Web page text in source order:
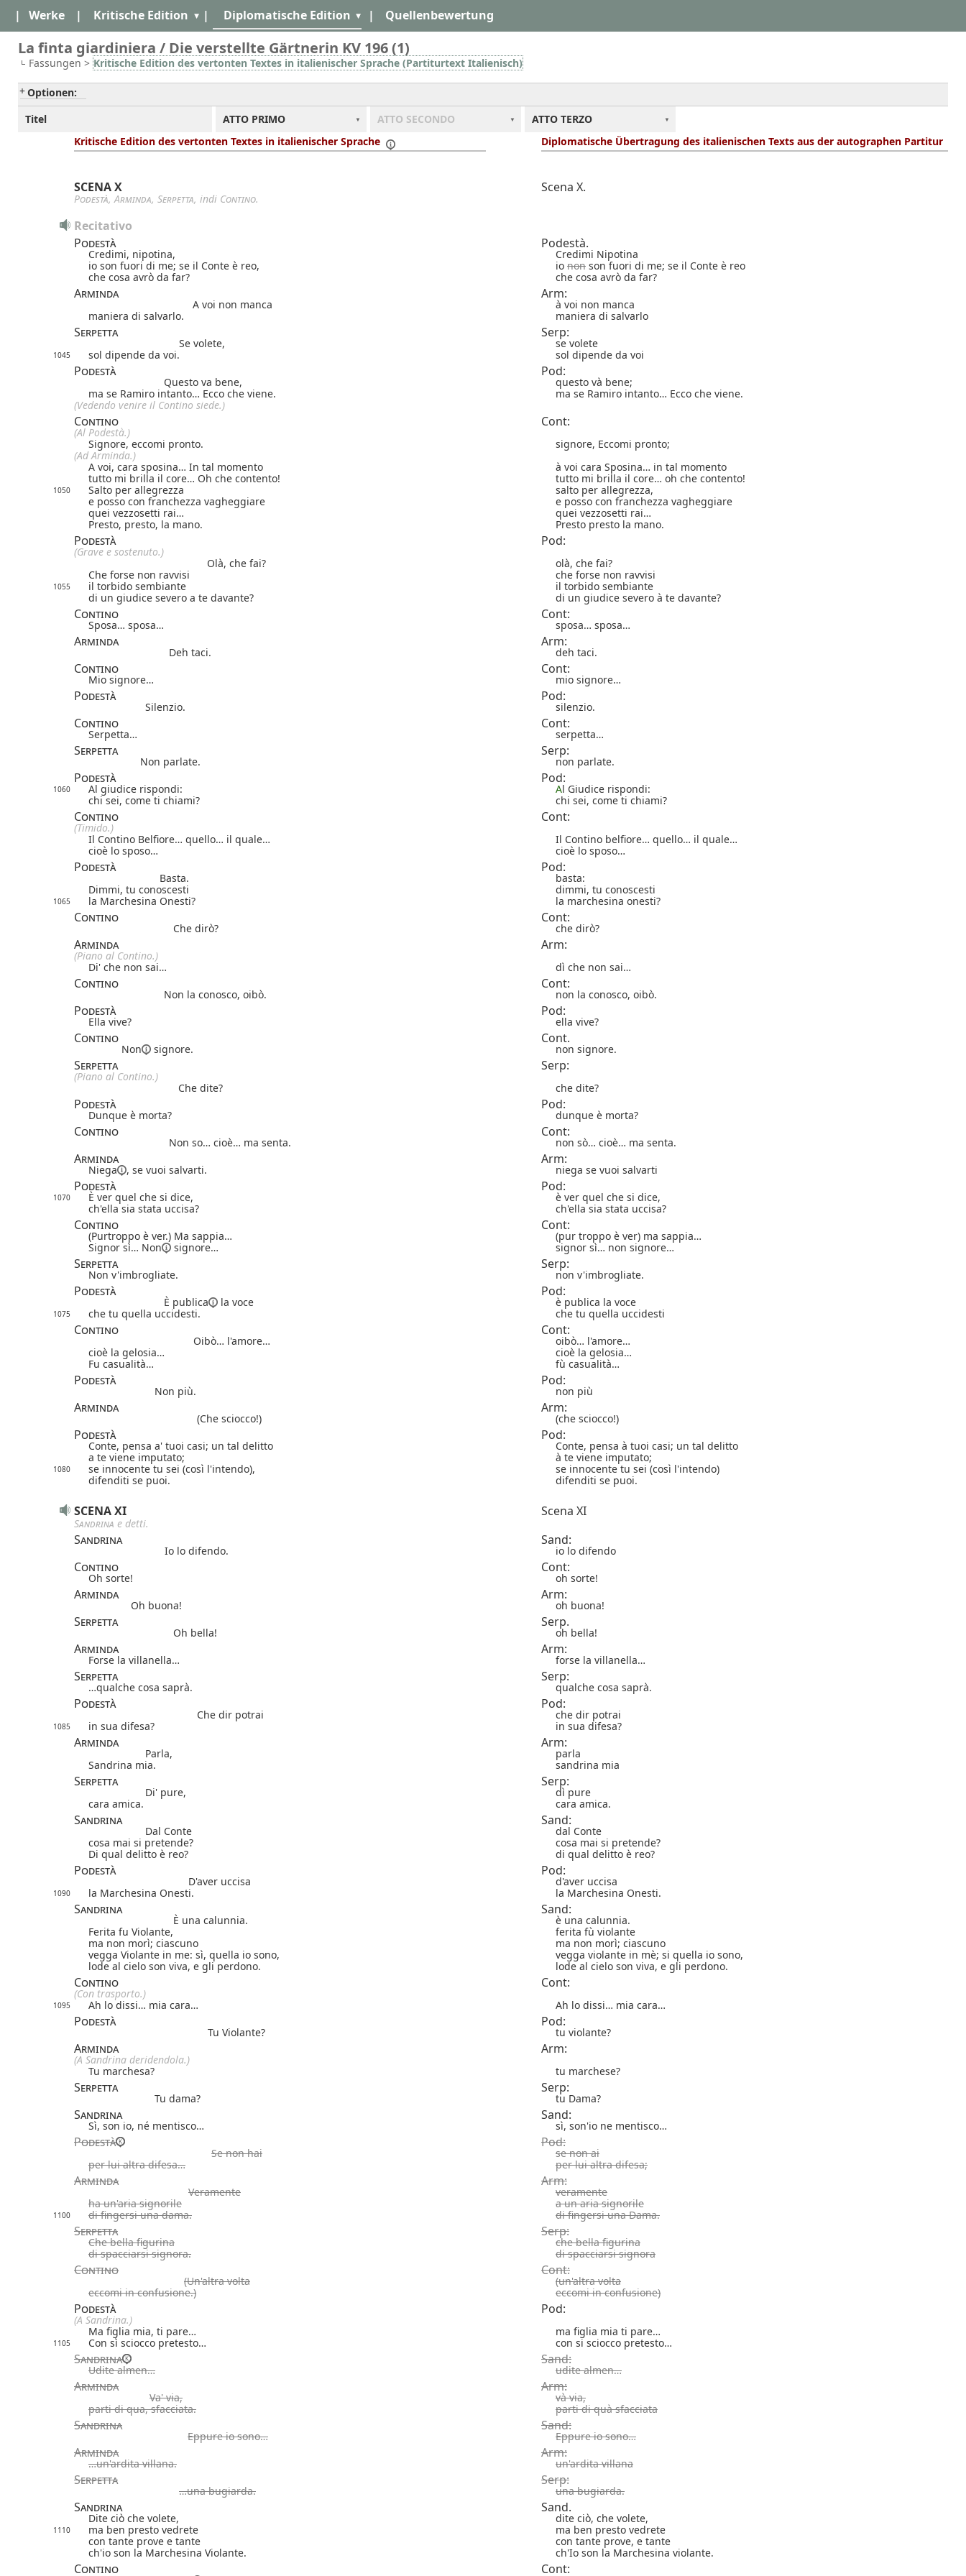
| Werke | Kritische Edition | Diplomatische Edition | Quellenbewertung
La finta giardiniera / Die verstellte Gärtnerin KV 196 (1)
Fassungen > Kritische Edition des vertonten Textes in italienischer Sprache (Partiturtext Italienisch)
Optionen:
Titel
ATTO PRIMO ATTO SECONDO
ATTO TERZO
Kritische Edition des vertonten Textes in italienischer Sprache
Diplomatische Übertragung des italienischen Texts aus der autographen Partitur
SCENA X Scena X.
Podestà,Arminda, Serpetta, indi Contino.
Recitativo
Podestà
Podestà.
Credimi, nipotina,
Credimi Nipotina
io son fuori di me; se il Conte è reo,
io non son fuori di me; se il Conte è reo
che cosa avrò da far?
che cosa avrò da far?
Arminda Arm:
A voi non manca
à voi non manca
maniera di salvarlo.
maniera di salvarlo
Serpetta Serp:
Se volete, se volete
1045 sol dipende da voi. sol dipende da voi
Podestà Pod:
Questo va bene,
questo và bene;
ma se Ramiro intanto… Ecco che viene.
ma se Ramiro intanto… Ecco che viene.
(Vedendo venire il Contino siede.)
Contino Cont:
(Al Podestà.)
Signore, eccomi pronto.
signore, Eccomi pronto;
(Ad Arminda.)
A voi, cara sposina… In tal momento
à voi cara Sposina… in tal momento
tutto mi brilla il core… Oh che contento!
tutto mi brilla il core… oh che contento!
1050 Salto per allegrezza
salto per allegrezza,
e posso con franchezza vagheggiare
e posso con franchezza vagheggiare
quei vezzosetti rai…
quei vezzosetti rai…
Presto, presto, la mano.
Presto presto la mano.
Podestà Pod:
(Grave e sostenuto.)
Olà, che fai?
olà, che fai?
Che forse non ravvisi
che forse non ravvisi
1055 il torbido sembiante
il torbido sembiante
di un giudice severo a te davante?
di un giudice severo à te davante?
Contino Cont:
Sposa… sposa… sposa… sposa…
Arminda Arm:
Deh taci. deh taci.
Contino Cont:
Mio signore… mio signore…
Podestà Pod:
Silenzio. silenzio.
Contino Cont:
Serpetta… serpetta…
Serpetta Serp:
Non parlate. non parlate.
Podestà Pod:
1060 Al giudice rispondi: Al Giudice rispondi:
chi sei, come ti chiami?
chi sei, come ti chiami?
Contino Cont:
(Timido.)
Il Contino Belfiore… quello… il quale…
Il Contino belfiore… quello… il quale…
cioè lo sposo…
cioè lo sposo…
Podestà Pod:
Basta.
basta:
Dimmi, tu conoscesti
dimmi, tu conoscesti
1065 la Marchesina Onesti? la marchesina onesti?
Contino Cont:
Che dirò? che dirò?
Arminda Arm:
(Piano al Contino.)
Di' che non sai…
dì che non sai…
Contino Cont:
Non la conosco, oibò. non la conosco, oibò.
Podestà Pod:
Ella vive? ella vive?
Contino Cont.
Non signore. non signore.
Serpetta Serp:
(Piano al Contino.)
Che dite?
che dite?
Podestà Pod:
Dunque è morta? dunque è morta?
Contino Cont:
Non so… cioè… ma senta. non sò… cioè… ma senta.
Arminda Arm:
Niega , se vuoi salvarti. niega se vuoi salvarti
Podestà Pod:
1070 È ver quel che si dice,
è ver quel che si dice,
ch'ella sia stata uccisa?
ch'ella sia stata uccisa?
Contino Cont:
(Purtroppo è ver.) Ma sappia…
(pur troppo è ver) ma sappia…
Signor sì… Non signore… signor sì… non signore…
Serpetta Serp:
Non v'imbrogliate. non v'imbrogliate.
Podestà Pod:
È publica la voce è publica la voce
1075 che tu quella uccidesti. che tu quella uccidesti
Contino Cont:
Oibò… l'amore…
oibò… l'amore…
cioè la gelosia…
cioè la gelosia…
Fu casualità…
fù casualità…
Podestà Pod:
Non più. non più
Arminda Arm:
(Che sciocco!) (che sciocco!)
Podestà Pod:
Conte, pensa a' tuoi casi; un tal delitto
Conte, pensa à tuoi casi; un tal delitto
a te viene imputato;
à te viene imputato;
1080 se innocente tu sei (così l'intendo),
se innocente tu sei (così l'intendo)
difenditi se puoi.
difenditi se puoi.
SCENA XI Scena XI
Sandrina e detti.
Sandrina Sand:
Io lo difendo. io lo difendo
Contino Cont:
Oh sorte! oh sorte!
Arminda Arm:
Oh buona! oh buona!
Serpetta Serp.
Oh bella! oh bella!
Arminda Arm:
Forse la villanella… forse la villanella…
Serpetta Serp:
…qualche cosa saprà. qualche cosa saprà.
Podestà Pod:
Che dir potrai che dir potrai
1085 in sua difesa? in sua difesa?
Arminda Arm:
Parla,
parla
Sandrina mia.
sandrina mia
Serpetta Serp:
Di' pure,
dì pure
cara amica.
cara amica.
Sandrina Sand:
Dal Conte
dal Conte
cosa mai si pretende?
cosa mai si pretende?
Di qual delitto è reo?
di qual delitto è reo?
Podestà Pod:
D'aver uccisa d'aver uccisa
1090 la Marchesina Onesti. la Marchesina Onesti.
Sandrina Sand:
È una calunnia.
è una calunnia.
Ferita fu Violante,
ferita fù violante
ma non morì; ciascuno
ma non morì; ciascuno
vegga Violante in me: sì, quella io sono,
vegga violante in mè; si quella io sono,
lode al cielo son viva, e gli perdono.
lode al cielo son viva, e gli perdono.
Contino Cont:
(Con trasporto.)
1095 Ah lo dissi… mia cara… Ah lo dissi… mia cara…
Podestà Pod:
Tu Violante? tu violante?
Arminda Arm:
(A Sandrina deridendola.)
Tu marchesa?
tu marchese?
Serpetta Serp:
Tu dama? tu Dama?
Sandrina Sand:
Sì, son io, né mentisco… sì, son'io ne mentisco…
Podestà Pod:
Se non hai
se non ai
per lui altra difesa…
per lui altra difesa;
Arminda Arm:
Veramente
veramente
ha un'aria signorile
a un aria signorile
1100 di fingersi una dama. di fingersi una Dama.
Serpetta Serp:
Che bella figurina
che bella figurina
di spacciarsi signora.
di spacciarsi signora
Contino Cont:
(Un'altra volta
(un'altra volta
eccomi in confusione.)
eccomi in confusione)
Podestà Pod:
(A Sandrina.)
Ma figlia mia, ti pare…
ma figlia mia ti pare…
1105 Con sì sciocco pretesto… con si sciocco pretesto…
Sandrina Sand:
Udite almen… udite almen…
Arminda Arm:
Va' via,
và via,
parti di qua, sfacciata.
parti di quà sfacciata
Sandrina Sand:
Eppure io sono… Eppure io sono…
Arminda Arm:
…un'ardita villana. un'ardita villana
Serpetta Serp:
…una bugiarda. una bugiarda.
Sandrina Sand.
Dite ciò che volete, dite ciò, che volete,
1110 ma ben presto vedrete
ma ben presto vedrete
con tante prove e tante
con tante prove, e tante
ch'io son la Marchesina Violante.
ch'Io son la Marchesina violante.
Contino Cont: